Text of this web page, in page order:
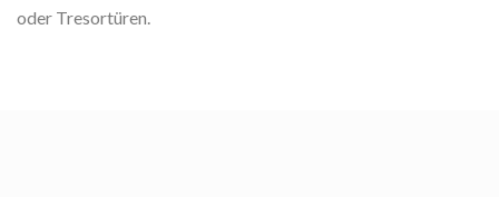
oder Tresortüren.